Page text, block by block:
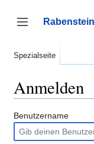
springen
Seitenleiste umschalten
Spezialseite
Anmelden
Benutzername